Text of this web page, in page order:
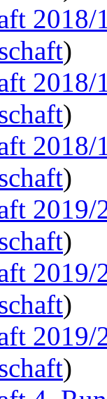
2018/
)
2018/
)
2018/
)
2019/
)
2019/
)
2019/
)